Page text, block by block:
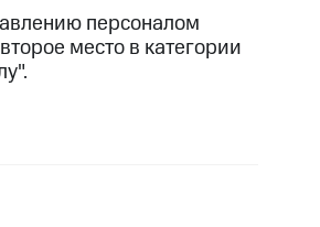
персоналом
место в категории